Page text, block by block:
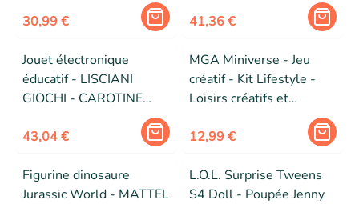
30,99 € 41,36 €
Jouet électronique
éducatif - LISCIANI
GIOCHI - CAROTINE
Alphabet - Numéros -
43,04 €
MGA Miniverse - Jeu
créatif - Kit Lifestyle -
Loisirs créatifs et
décoratifs en résine - 8
ans et plus - Aléatoire
12,99 €
Figurine dinosaure
Jurassic World - MATTEL
L.O.L. Surprise Tweens
S4 Doll - Poupée Jenny